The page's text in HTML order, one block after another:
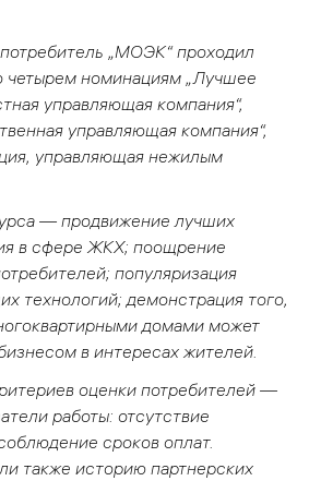
„МОЭК“ проходил
четырем номинациям „Лучшее
управляющая компания“,
управляющая компания“,
управляющая нежилым
— продвижение лучших
в сфере ЖКХ; поощрение
популяризация
технологий; демонстрация того,
домами может
в интересах жителей.
оценки потребителей —
работы: отсутствие
сроков оплат.
также историю партнерских